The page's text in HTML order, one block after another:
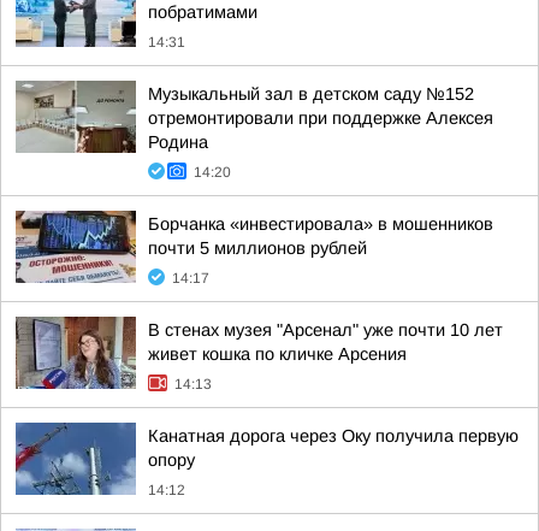
побратимами
14:31
Музыкальный зал в детском саду №152
отремонтировали при поддержке Алексея
Родина
14:20
Борчанка «инвестировала» в мошенников
почти 5 миллионов рублей
14:17
В стенах музея "Арсенал" уже почти 10 лет
живет кошка по кличке Арсения
14:13
Канатная дорога через Оку получила первую
опору
14:12